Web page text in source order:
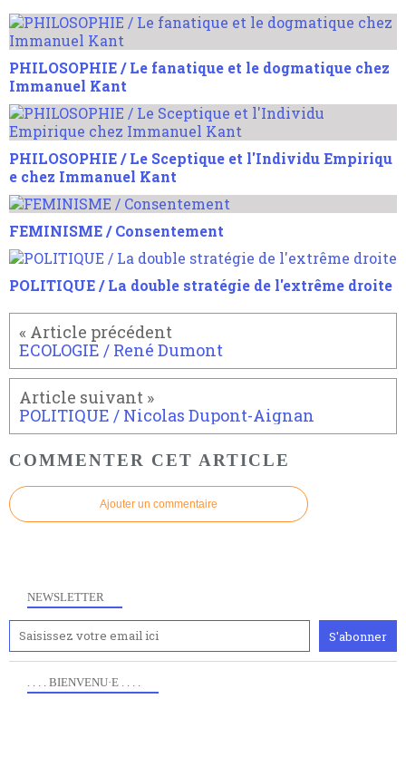
PHILOSOPHIE / Le fanatique et le dogmatique chez
Immanuel Kant
PHILOSOPHIE / Le Sceptique et l'Individu Empiriqu
e chez Immanuel Kant
FEMINISME / Consentement
POLITIQUE / La double stratégie de l'extrême droite
ECOLOGIE / René Dumont
POLITIQUE / Nicolas Dupont-Aignan
COMMENTER CET ARTICLE
Ajouter un commentaire
NEWSLETTER
. . . . BIENVENU·E . . . .